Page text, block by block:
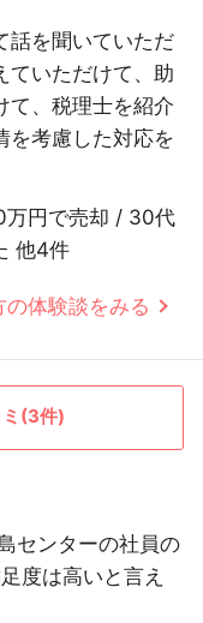
話を聞いていただ
ていただけて、助
て、税理士を紹介
を考慮した対応を
万円で売却 / 30代
他4件
の体験談をみる
ミ(3件)
センターの社員の
度は高いと言え